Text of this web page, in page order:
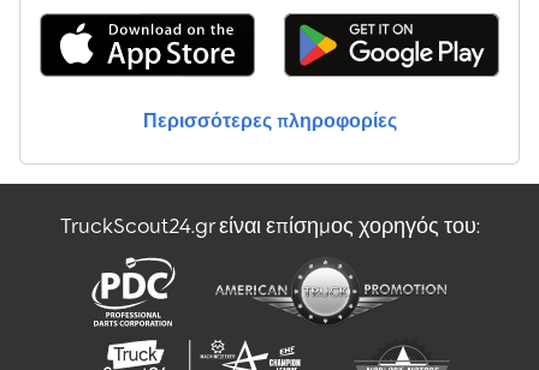
έναν εκτεταμένο χώρο στάθμευσης που λειτουργεί ως
εκθεσιακός χώρος. Διαθέτουμε πάντα μεγάλο αριθμό
λεωφορείων, όλων των μαρκών, χωρητικοτήτων, μοντέλων και
τουριστικό, σχολικό ή αστικό λεωφορείο, προσαρμοσμένο στις
εγγύηση. Τυπογραφικά λάθη και ενδιάμεσες πωλήσεις
Δευτ.-Παρ.: 08:30-12:00, 12:30-17:00. Mówimy po polsku (Agata).
Μιλάμε τη γλώσσα σας: Nederlands, Français, English, Español,
Português, Italiano, Русский, Polski και άλλες.
Περισσότερες πληροφορίες
TruckScout24.gr είναι επίσημος χορηγός του: